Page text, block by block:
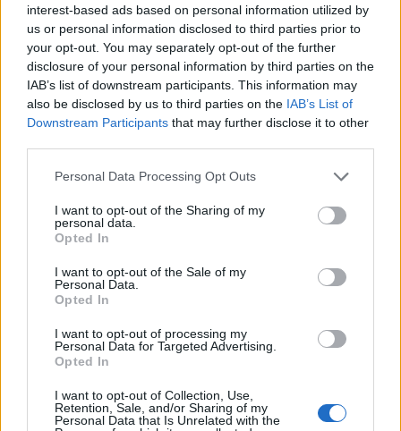
interest-based ads based on personal information utilized by
us or personal information disclosed to third parties prior to
your opt-out. You may separately opt-out of the further
disclosure of your personal information by third parties on the
IAB’s list of downstream participants. This information may
also be disclosed by us to third parties on the IAB’s List of
Downstream Participants that may further disclose it to other
Please note that this website/app uses one or more Google
not limited to your visit or usage behaviour. You may click to
grant or deny consent to Google and its third-party tags to
use your data for below specified purposes in below Google
consent section.
Personal Data Processing Opt Outs
I want to opt-out of the Sharing of my
personal data.
Opted In
I want to opt-out of the Sale of my
Personal Data.
Opted In
I want to opt-out of processing my
Personal Data for Targeted Advertising.
Opted In
I want to opt-out of Collection, Use,
Retention, Sale, and/or Sharing of my
Personal Data that Is Unrelated with the
Cosa cambia per il futuro
In risposta, il governo ha annunciato l’intenzione di
emanare linee guida per il controllo dei dati di
ricerca e invita organizzazioni pubbliche e del terzo
di maggiore trasparenza e nuovi strumenti di
protezione; per la comunità scientifica, la lezione è
chiara: la ricerca aperta richiede pari attenzione
informatica.
AUTORE
Linda Pellegrini ha raccontato da Genova il
processo di riconversione dell'ex area